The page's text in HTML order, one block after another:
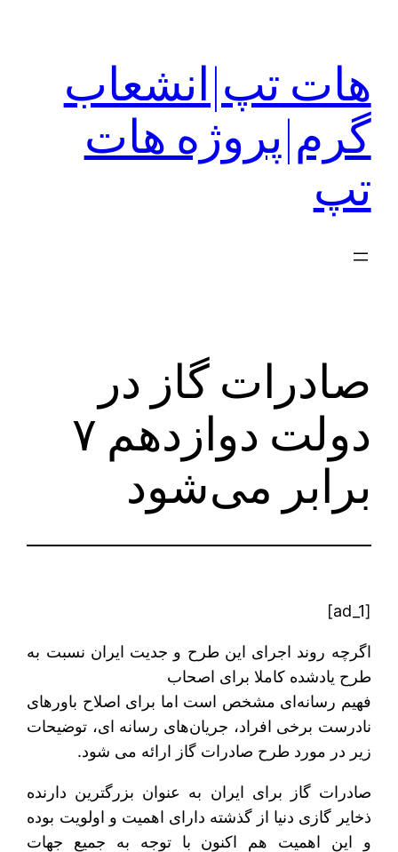
هات تپ|انشعاب
گرم|پروژه هات
تپ
صادرات گاز در
دولت دوازدهم ۷
برابر می‌شود
[ad_1]
اگرچه روند اجرای این طرح و جدیت ایران نسبت به
طرح یادشده کاملا برای اصحاب
فهیم رسانه‌ای مشخص است اما برای اصلاح باورهای
نادرست برخی افراد، جریان‌های رسانه ای، توضیحات
زیر در مورد طرح صادرات گاز ارائه می شود.
صادرات گاز برای ایران به عنوان بزرگترین دارنده
ذخایر گازی دنیا از گذشته دارای اهمیت و اولویت بوده
و این اهمیت هم اکنون با توجه به جمیع جهات